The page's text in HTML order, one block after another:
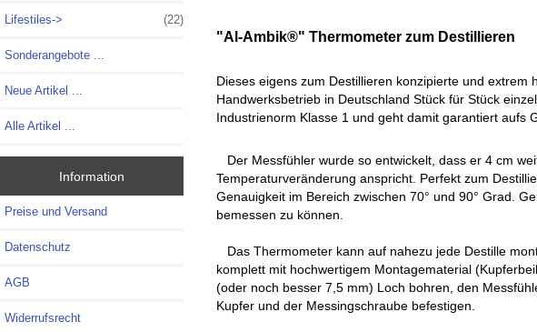
Lifestiles-> (22)
Sonderangebote ...
Neue Artikel ...
Alle Artikel ...
Information
Preise und Versand
Datenschutz
AGB
Widerrufsrecht
"Al-Ambik®" Thermometer zum Destillieren
Dieses eigens zum Destillieren konzipierte und
Handwerksbetrieb in Deutschland Stück für Stück
Industrienorm Klasse 1 und geht damit garantiert aufs
Der Messfühler wurde so entwickelt, dass er 4 cm
Temperaturveränderung anspricht. Perfekt zum
Genauigkeit im Bereich zwischen 70° und 90° Grad.
bemessen zu können.
Das Thermometer kann auf nahezu jede Destille
komplett mit hochwertigem Montagematerial
(oder noch besser 7,5 mm) Loch bohren, den
Kupfer und der Messingschraube befestigen.